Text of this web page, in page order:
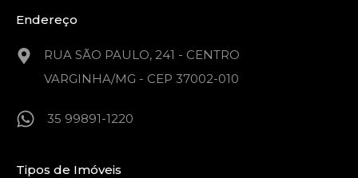
Endereço
RUA SÃO PAULO, 241 - CENTRO
VARGINHA/MG - CEP 37002-010
35 99891-1220
Tipos de Imóveis